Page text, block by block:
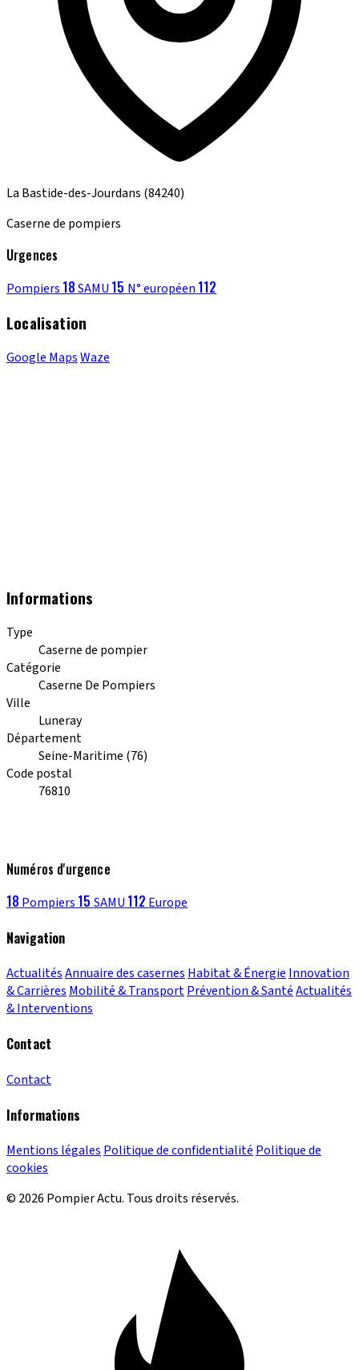
La Bastide-des-Jourdans (84240)
Caserne de pompiers
Urgences
Pompiers 18SAMU 15 N° européen 112
Localisation
Google MapsWaze
Informations
Type
Caserne de pompier
Catégorie
Caserne De Pompiers
Ville
Luneray
Département
Seine-Maritime (76)
Code postal
76810
Numéros d'urgence
18 Pompiers 15 SAMU 112 Europe
Navigation
ActualitésAnnuaire des casernes Habitat & Énergie Innovation
& Carrières Mobilité & TransportPrévention & SantéActualités
& Interventions
Contact
Contact
Informations
Mentions légales Politique de confidentialité Politique de
cookies
© 2026 Pompier Actu. Tous droits réservés.